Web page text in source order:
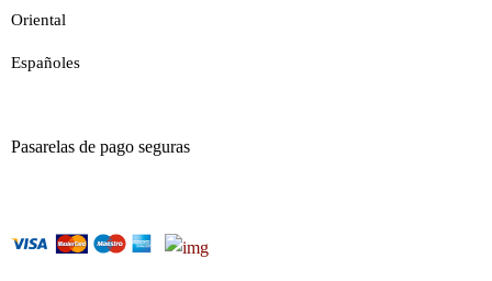
Oriental
Españoles
Pasarelas de pago seguras